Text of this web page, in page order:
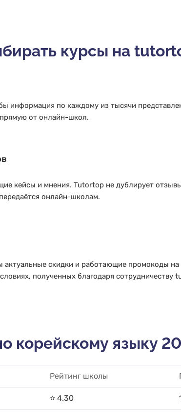
курсы на
информация по каждому из тысячи
от онлайн-школ.
кейсы и мнения. Tutortop не дублирует
онлайн-школам.
актуальные скидки и работающие промокоды
полученных благодаря
корейскому языку
Рейтинг школы
⭐️ 4.30